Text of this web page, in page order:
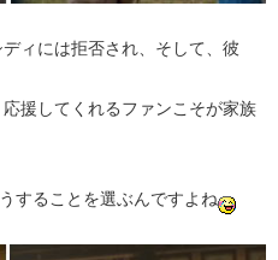
ィには拒否され、そして、彼
援してくれるファンこそが家族
することを選ぶんですよね